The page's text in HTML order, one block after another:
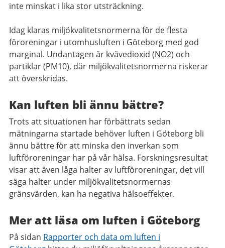
inte minskat i lika stor utsträckning.
Idag klaras miljökvalitetsnormerna för de flesta
föroreningar i utomhusluften i Göteborg med god
marginal. Undantagen är kvävedioxid (NO2) och
partiklar (PM10), där miljökvalitetsnormerna riskerar
att överskridas.
Kan luften bli ännu bättre?
Trots att situationen har förbättrats sedan
mätningarna startade behöver luften i Göteborg bli
ännu bättre för att minska den inverkan som
luftföroreningar har på vår hälsa. Forskningsresultat
visar att även låga halter av luftföroreningar, det vill
säga halter under miljökvalitetsnormernas
gränsvärden, kan ha negativa hälsoeffekter.
Mer att läsa om luften i Göteborg
På sidan Rapporter och data om luften i